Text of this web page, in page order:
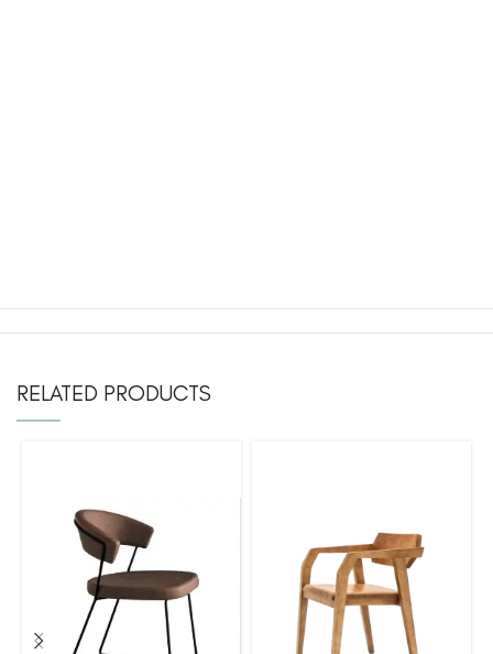
RELATED PRODUCTS